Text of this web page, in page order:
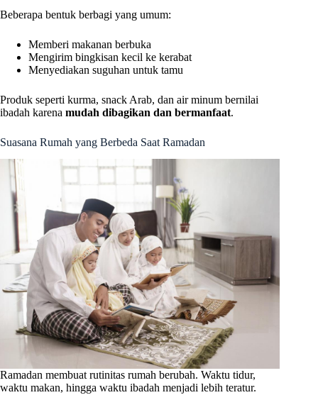
Beberapa bentuk berbagi yang umum:
Memberi makanan berbuka
Mengirim bingkisan kecil ke kerabat
Menyediakan suguhan untuk tamu
Produk seperti kurma, snack Arab, dan air minum bernilai
ibadah karena mudah dibagikan dan bermanfaat.
Suasana Rumah yang Berbeda Saat Ramadan
Ramadan membuat rutinitas rumah berubah. Waktu tidur,
waktu makan, hingga waktu ibadah menjadi lebih teratur.